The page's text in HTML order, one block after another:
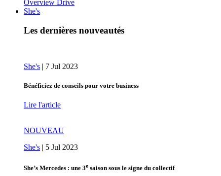
Overview Drive
She's
Les dernières nouveautés
She's | 7 Jul 2023
Bénéficiez de conseils pour votre business
Lire l'article
NOUVEAU
She's | 5 Jul 2023
She’s Mercedes : une 3e saison sous le signe du collectif